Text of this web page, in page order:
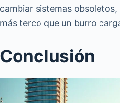
cambiar sistemas obsoletos,
más terco que un burro
Conclusión